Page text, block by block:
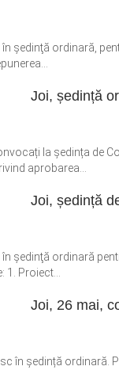
şedinţă ordinară,
Joi, ședință
la ședința de
aprobarea...
Joi, ședință
şedinţă ordinară
Proiect...
Joi, 26 mai,
ședință ordinară.